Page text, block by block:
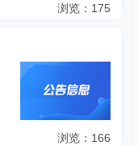
浏览：175
浏览：166